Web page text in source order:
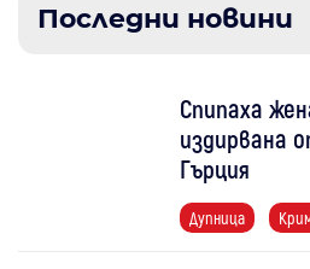
Последни новини
Спипаха
издирвана
Гърция
Дупница